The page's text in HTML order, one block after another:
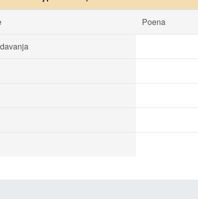
Poena